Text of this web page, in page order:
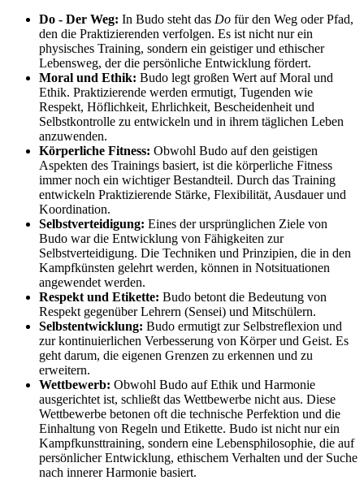
Do - Der Weg: In Budo steht das Do für den Weg oder Pfad,
den die Praktizierenden verfolgen. Es ist nicht nur ein
physisches Training, sondern ein geistiger und ethischer
Lebensweg, der die persönliche Entwicklung fördert.
Moral und Ethik: Budo legt großen Wert auf Moral und
Ethik. Praktizierende werden ermutigt, Tugenden wie
Respekt, Höflichkeit, Ehrlichkeit, Bescheidenheit und
Selbstkontrolle zu entwickeln und in ihrem täglichen Leben
anzuwenden.
Körperliche Fitness: Obwohl Budo auf den geistigen
Aspekten des Trainings basiert, ist die körperliche Fitness
immer noch ein wichtiger Bestandteil. Durch das Training
entwickeln Praktizierende Stärke, Flexibilität, Ausdauer und
Koordination.
Selbstverteidigung: Eines der ursprünglichen Ziele von
Budo war die Entwicklung von Fähigkeiten zur
Selbstverteidigung. Die Techniken und Prinzipien, die in den
Kampfkünsten gelehrt werden, können in Notsituationen
angewendet werden.
Respekt und Etikette: Budo betont die Bedeutung von
Respekt gegenüber Lehrern (Sensei) und Mitschülern.
Selbstentwicklung: Budo ermutigt zur Selbstreflexion und
zur kontinuierlichen Verbesserung von Körper und Geist. Es
geht darum, die eigenen Grenzen zu erkennen und zu
erweitern.
Wettbewerb: Obwohl Budo auf Ethik und Harmonie
ausgerichtet ist, schließt das Wettbewerbe nicht aus. Diese
Wettbewerbe betonen oft die technische Perfektion und die
Einhaltung von Regeln und Etikette. Budo ist nicht nur ein
Kampfkunsttraining, sondern eine Lebensphilosophie, die auf
persönlicher Entwicklung, ethischem Verhalten und der Suche
nach innerer Harmonie basiert.